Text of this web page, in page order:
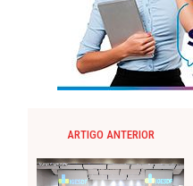
ARTIGO ANTERIOR